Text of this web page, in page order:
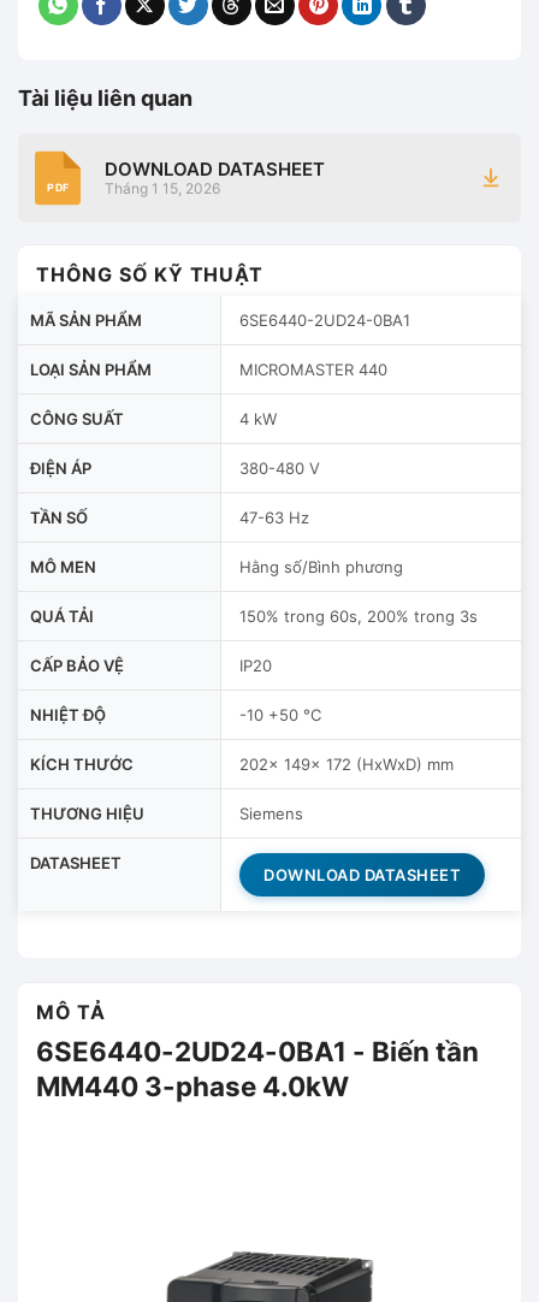
Tài liệu liên quan
PDF
DOWNLOAD DATASHEET
Tháng 1 15, 2026
THÔNG SỐ KỸ THUẬT
MÃ SẢN PHẨM 6SE6440-2UD24-0BA1
LOẠI SẢN PHẨM MICROMASTER 440
CÔNG SUẤT 4 kW
ĐIỆN ÁP 380-480 V
TẦN SỐ 47-63 Hz
MÔ MEN Hằng số/Bình phương
QUÁ TẢI 150% trong 60s, 200% trong 3s
CẤP BẢO VỆ IP20
NHIỆT ĐỘ -10 +50 °C
KÍCH THƯỚC 202x 149x 172 (HxWxD) mm
THƯƠNG HIỆU Siemens
DATASHEET
DOWNLOAD DATASHEET
MÔ TẢ
6SE6440-2UD24-0BA1 - Biến tần
MM440 3-phase 4.0kW